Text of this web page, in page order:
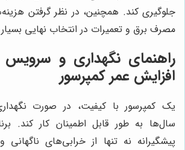
جلوگیری کند. همچنین، در نظر گرفتن
مصرف برق و تعمیرات در انتخاب نهایی
راهنمای نگهداری و سرویس
افزایش عمر کمپرسور
یک کمپرسور با کیفیت، در صورت
سال‌ها به طور قابل اطمینان کار کند.
پیشگیرانه نه تنها از خرابی‌های ناگهانی